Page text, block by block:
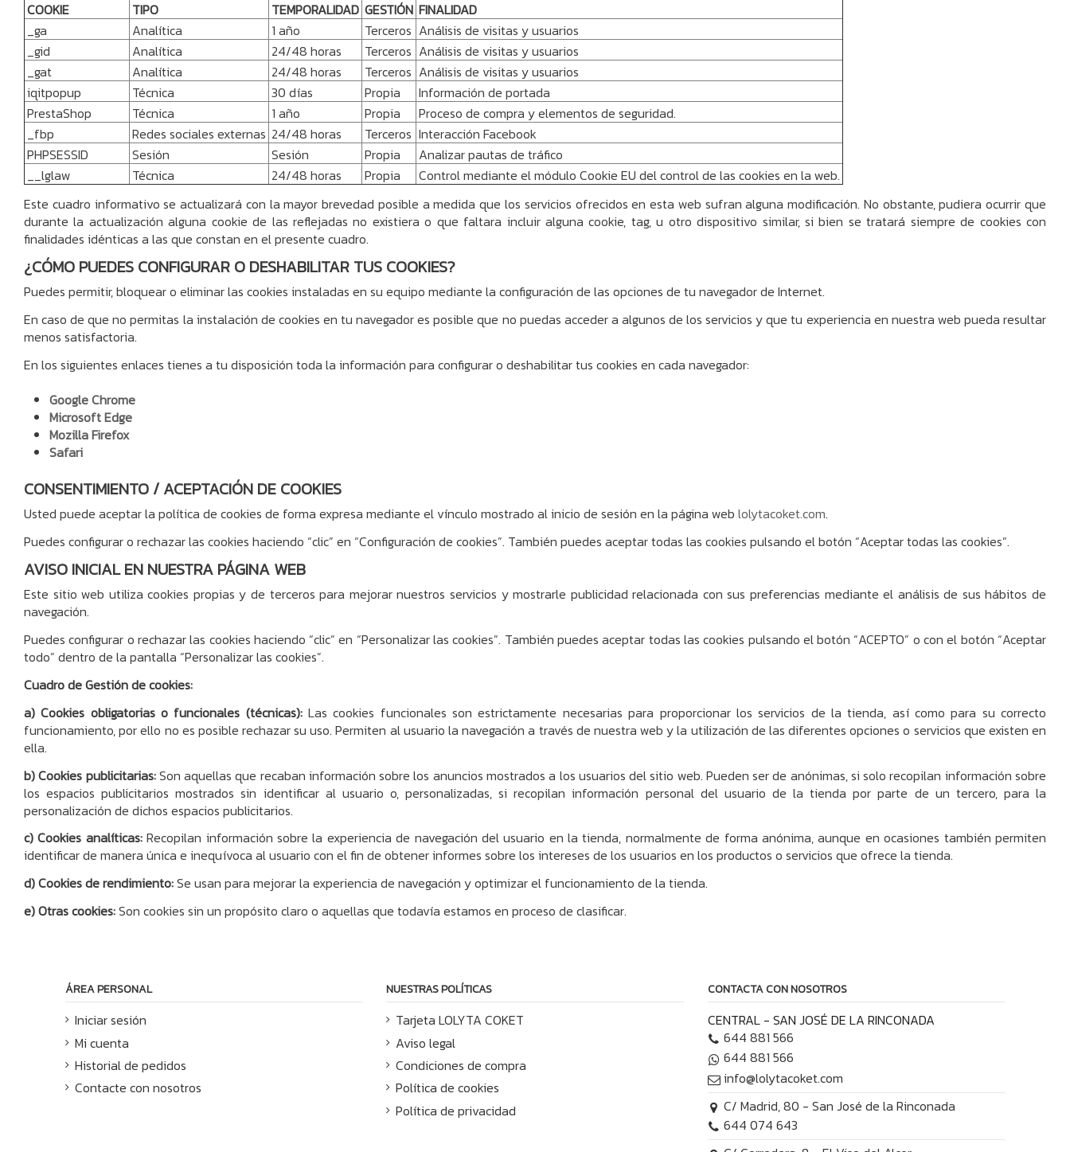
COOKIE
TIPO TEMPORALIDAD GESTIÓN FINALIDAD
_ga
Analítica 1 año Terceros Análisis de visitas y usuarios
_gid
Analítica 24/48 horas Terceros Análisis de visitas y usuarios
_gat
Analítica 24/48 horas Terceros Análisis de visitas y usuarios
iqitpopup
Técnica 30 días Propia
Información de portada
PrestaShop
Técnica 1 año Propia
Proceso de compra y elementos de seguridad.
_fbp
Redes sociales externas 24/48 horas Terceros Interacción Facebook
PHPSESSID
Sesión Sesión Propia
Analizar pautas de tráfico
__lglaw
Técnica 24/48 horas Propia Control mediante el módulo Cookie EU del control de las cookies en la web.
Este cuadro informativo se actualizará con la mayor brevedad posible a medida que los servicios ofrecidos en esta web sufran alguna modificación. No obstante, pudiera ocurrir que
durante la actualización alguna cookie de las reflejadas no existiera o que faltara incluir alguna cookie, tag, u otro dispositivo similar, si bien se tratará siempre de cookies con
finalidades idénticas a las que constan en el presente cuadro.
¿CÓMO PUEDES CONFIGURAR O DESHABILITAR TUS COOKIES?
Puedes permitir, bloquear o eliminar las cookies instaladas en su equipo mediante la configuración de las opciones de tu navegador de Internet.
En caso de que no permitas la instalación de cookies en tu navegador es posible que no puedas acceder a algunos de los servicios y que tu experiencia en nuestra web pueda resultar
menos satisfactoria.
En los siguientes enlaces tienes a tu disposición toda la información para configurar o deshabilitar tus cookies en cada navegador:
Google Chrome
Microsoft Edge
Mozilla Firefox
Safari
CONSENTIMIENTO / ACEPTACIÓN DE COOKIES
Usted puede aceptar la política de cookies de forma expresa mediante el vínculo mostrado al inicio de sesión en la página web lolytacoket.com.
Puedes configurar o rechazar las cookies haciendo “clic” en “Configuración de cookies”. También puedes aceptar todas las cookies pulsando el botón “Aceptar todas las cookies”.
AVISO INICIAL EN NUESTRA PÁGINA WEB
Este sitio web utiliza cookies propias y de terceros para mejorar nuestros servicios y mostrarle publicidad relacionada con sus preferencias mediante el análisis de sus hábitos de
navegación.
Puedes configurar o rechazar las cookies haciendo “clic” en “Personalizar las cookies”. También puedes aceptar todas las cookies pulsando el botón “ACEPTO” o con el botón “Aceptar
todo” dentro de la pantalla “Personalizar las cookies”.
Cuadro de Gestión de cookies:
a) Cookies obligatorias o funcionales (técnicas):Las cookies funcionales son estrictamente necesarias para proporcionar los servicios de la tienda, así como para su correcto
funcionamiento, por ello no es posible rechazar su uso. Permiten al usuario la navegación a través de nuestra web y la utilización de las diferentes opciones o servicios que existen en
ella.
b) Cookies publicitarias:Son aquellas que recaban información sobre los anuncios mostrados a los usuarios del sitio web. Pueden ser de anónimas, si solo recopilan información sobre
los espacios publicitarios mostrados sin identificar al usuario o, personalizadas, si recopilan información personal del usuario de la tienda por parte de un tercero, para la
personalización de dichos espacios publicitarios.
c) Cookies analíticas:Recopilan información sobre la experiencia de navegación del usuario en la tienda, normalmente de forma anónima, aunque en ocasiones también permiten
identificar de manera única e inequívoca al usuario con el fin de obtener informes sobre los intereses de los usuarios en los productos o servicios que ofrece la tienda.
d) Cookies de rendimiento:Se usan para mejorar la experiencia de navegación y optimizar el funcionamiento de la tienda.
e) Otras cookies:Son cookies sin un propósito claro o aquellas que todavía estamos en proceso de clasificar.
ÁREA PERSONAL
Iniciar sesión
Mi cuenta
Historial de pedidos
Contacte con nosotros
NUESTRAS POLÍTICAS
Tarjeta LOLYTA COKET
Aviso legal
Condiciones de compra
Política de cookies
Política de privacidad
CONTACTA CON NOSOTROS
CENTRAL - SAN JOSÉ DE LA RINCONADA
644 881 566
644 881 566
info@lolytacoket.com
C/ Madrid, 80 - San José de la Rinconada
644 074 643